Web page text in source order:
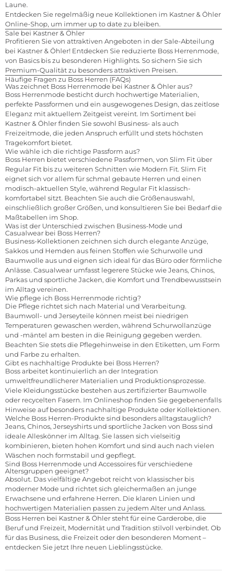
Laune.
Entdecken Sie regelmäßig neue Kollektionen im Kastner & Öhler
Online-Shop, um immer up to date zu bleiben.
Sale bei Kastner & Öhler
Profitieren Sie von attraktiven Angeboten in der Sale-Abteilung
bei Kastner & Öhler! Entdecken Sie reduzierte Boss Herrenmode,
von Basics bis zu besonderen Highlights. So sichern Sie sich
Premium-Qualität zu besonders attraktiven Preisen.
Häufige Fragen zu Boss Herren (FAQs)
Was zeichnet Boss Herrenmode bei Kastner & Öhler aus?
Boss Herrenmode besticht durch hochwertige Materialien,
perfekte Passformen und ein ausgewogenes Design, das zeitlose
Eleganz mit aktuellem Zeitgeist vereint. Im Sortiment bei
Kastner & Öhler finden Sie sowohl Business- als auch
Freizeitmode, die jeden Anspruch erfüllt und stets höchsten
Tragekomfort bietet.
Wie wähle ich die richtige Passform aus?
Boss Herren bietet verschiedene Passformen, von Slim Fit über
Regular Fit bis zu weiteren Schnitten wie Modern Fit. Slim Fit
eignet sich vor allem für schmal gebaute Herren und einen
modisch-aktuellen Style, während Regular Fit klassisch-
komfortabel sitzt. Beachten Sie auch die Größenauswahl,
einschließlich großer Größen, und konsultieren Sie bei Bedarf die
Maßtabellen im Shop.
Was ist der Unterschied zwischen Business-Mode und
Casualwear bei Boss Herren?
Business-Kollektionen zeichnen sich durch elegante Anzüge,
Sakkos und Hemden aus feinen Stoffen wie Schurwolle und
Baumwolle aus und eignen sich ideal für das Büro oder förmliche
Anlässe. Casualwear umfasst legerere Stücke wie Jeans, Chinos,
Parkas und sportliche Jacken, die Komfort und Trendbewusstsein
im Alltag vereinen.
Wie pflege ich Boss Herrenmode richtig?
Die Pflege richtet sich nach Material und Verarbeitung.
Baumwoll- und Jerseyteile können meist bei niedrigen
Temperaturen gewaschen werden, während Schurwollanzüge
und -mäntel am besten in die Reinigung gegeben werden.
Beachten Sie stets die Pflegehinweise in den Etiketten, um Form
und Farbe zu erhalten.
Gibt es nachhaltige Produkte bei Boss Herren?
Boss arbeitet kontinuierlich an der Integration
umweltfreundlicherer Materialien und Produktionsprozesse.
Viele Kleidungsstücke bestehen aus zertifizierter Baumwolle
oder recycelten Fasern. Im Onlineshop finden Sie gegebenenfalls
Hinweise auf besonders nachhaltige Produkte oder Kollektionen.
Welche Boss Herren-Produkte sind besonders alltagstauglich?
Jeans, Chinos, Jerseyshirts und sportliche Jacken von Boss sind
ideale Alleskönner im Alltag. Sie lassen sich vielseitig
kombinieren, bieten hohen Komfort und sind auch nach vielen
Wäschen noch formstabil und gepflegt.
Sind Boss Herrenmode und Accessoires für verschiedene
Altersgruppen geeignet?
Absolut. Das vielfältige Angebot reicht von klassischer bis
moderner Mode und richtet sich gleichermaßen an junge
Erwachsene und erfahrene Herren. Die klaren Linien und
hochwertigen Materialien passen zu jedem Alter und Anlass.
Boss Herren bei Kastner & Öhler steht für eine Garderobe, die
Beruf und Freizeit, Modernität und Tradition stilvoll verbindet. Ob
für das Business, die Freizeit oder den besonderen Moment –
entdecken Sie jetzt Ihre neuen Lieblingsstücke.